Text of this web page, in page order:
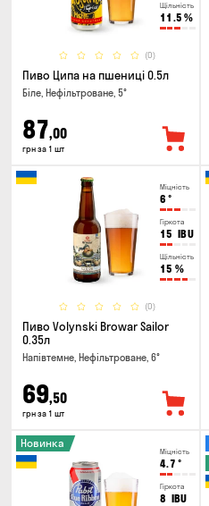
Щільність
11.5 %
(0)
Пиво Ципа на пшениці 0.5л
Біле, Нефільтроване, 5°
87,00
грн за 1 шт
Міцність
6 °
Гіркота
15 IBU
Щільність
15 %
(0)
Пиво Volynski Browar Sailor
0.35л
Напівтемне, Нефільтроване, 6°
69,50
грн за 1 шт
Міцність
4.7 °
Гіркота
8 IBU
Новинка